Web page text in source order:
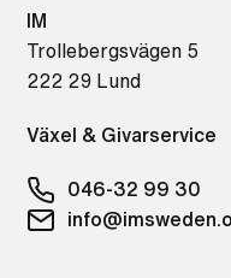
IM
Trollebergsvägen 5
222 29 Lund
Växel & Givarservice
046-32 99 30